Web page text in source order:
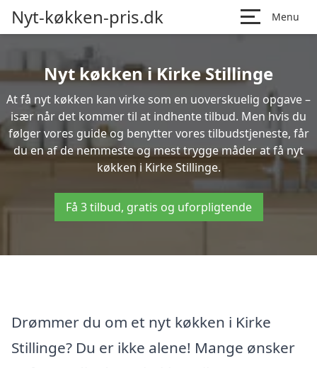
Nyt-køkken-pris.dk Menu
Nyt køkken i Kirke Stillinge
At få nyt køkken kan virke som en uoverskuelig opgave –
især når det kommer til at indhente tilbud. Men hvis du
følger vores guide og benytter vores tilbudstjeneste, får
du en af de nemmeste og mest trygge måder at få nyt
køkken i Kirke Stillinge.
Få 3 tilbud, gratis og uforpligtende
Drømmer du om et nyt køkken i Kirke
Stillinge? Du er ikke alene! Mange ønsker